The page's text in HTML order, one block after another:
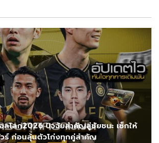
ลโลก2026 ปัจจัยสำคัญสู่ชัยชนะ เช็กให้
ร์ ก่อนลุ้นตัวโก่งทุกคู่สำคัญ